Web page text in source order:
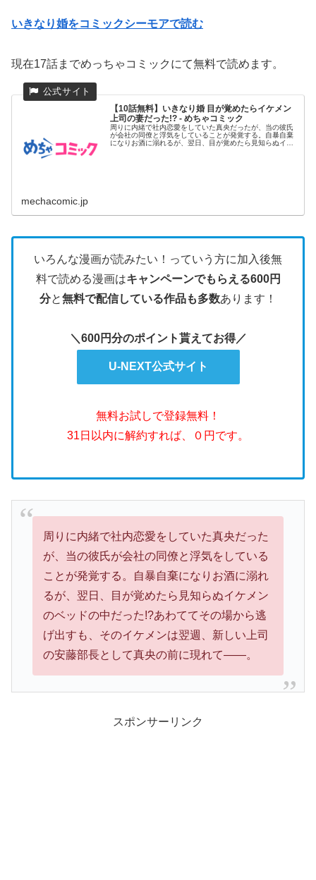
いきなり婚をコミックシーモアで読む
現在17話までめっちゃコミックにて無料で読めます。
【10話無料】いきなり婚 目が覚めたらイケメン
上司の妻だった!? - めちゃコミック
周りに内緒で社内恋愛をしていた真央だったが、当の彼氏
が会社の同僚と浮気をしていることが発覚する。自暴自棄
になりお酒に溺れるが、翌日、目が覚めたら見知らぬイケ
mechacomic.jp
いろんな漫画が読みたい！っていう方に加入後無
料で読める漫画はキャンペーンでもらえる600円
分と無料で配信している作品も多数あります！
＼600円分のポイント貰えてお得／
U-NEXT公式サイト
無料お試しで登録無料！
31日以内に解約すれば、０円です。
周りに内緒で社内恋愛をしていた真央だった
が、当の彼氏が会社の同僚と浮気をしている
ことが発覚する。自暴自棄になりお酒に溺れ
るが、翌日、目が覚めたら見知らぬイケメン
のベッドの中だった!?あわててその場から逃
げ出すも、そのイケメンは翌週、新しい上司
の安藤部長として真央の前に現れて――。
スポンサーリンク